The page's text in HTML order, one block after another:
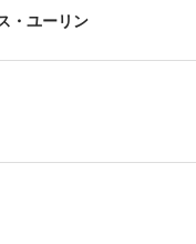
・ユーリン